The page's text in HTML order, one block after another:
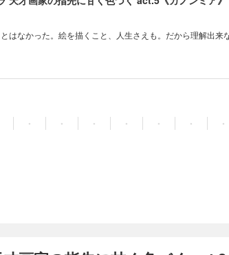
はなかった。絵を描くこと、人生さえも。だから理解出来
・ ・ ・ ・ ・ ・ ・